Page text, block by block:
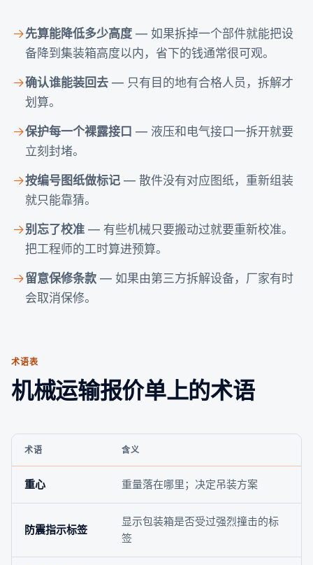
先算能降低多少高度 — 如果拆掉一个部件就能把设
备降到集装箱高度以内，省下的钱通常很可观。
确认谁能装回去 — 只有目的地有合格人员，拆解才
划算。
保护每一个裸露接口 — 液压和电气接口一拆开就要
立刻封堵。
按编号图纸做标记 — 散件没有对应图纸，重新组装
就只能靠猜。
别忘了校准 — 有些机械只要搬动过就要重新校准。
把工程师的工时算进预算。
留意保修条款 — 如果由第三方拆解设备，厂家有时
会取消保修。
术语表
机械运输报价单上的术语
术语 含义
重心 重量落在哪里；决定吊装方案
防震指示标签
显示包装箱是否受过强烈撞击的标
签